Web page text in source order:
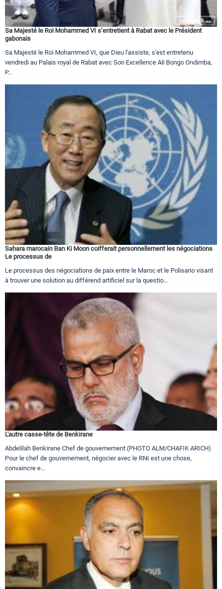
Sa Majesté le Roi Mohammed VI s’entretient à Rabat avec le Président
gabonais
Sa Majesté le Roi Mohammed VI, que Dieu l'assiste, s'est entretenu
vendredi au Palais royal de Rabat avec Son Excellence Ali Bongo Ondimba,
P...
Sahara marocain Ban Ki Moon coifferait personnellement les négociations
Le processus de
Le processus des négociations de paix entre le Maroc et le Polisario visant
à trouver une solution au différend artificiel sur la questio...
L'autre casse-tête de Benkirane
Abdelilah Benkirane Chef de gouvernement (PHOTO ALM/CHAFIK ARICH)
Pour le chef de gouvernement, négocier avec le RNI est une chose,
convaincre e...